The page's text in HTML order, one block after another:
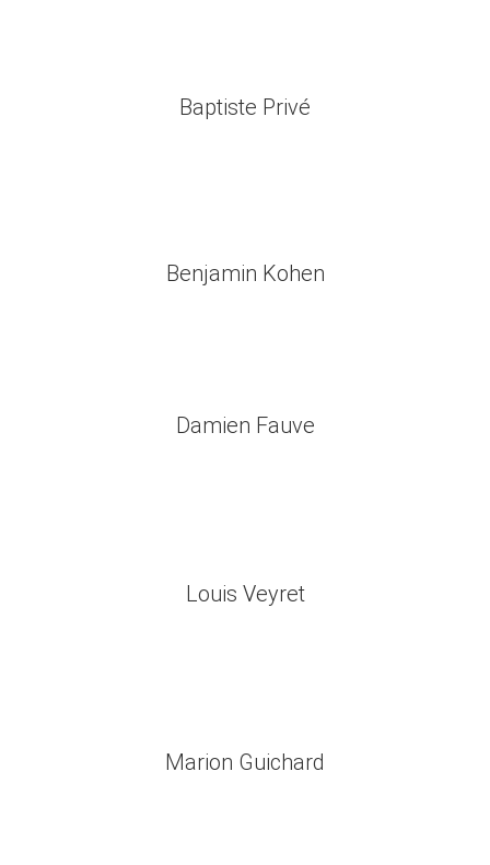
Baptiste Privé
Voir le profil
Benjamin Kohen
Voir le profil
Damien Fauve
Voir le profil
Louis Veyret
Voir le profil
Marion Guichard
Voir le profil